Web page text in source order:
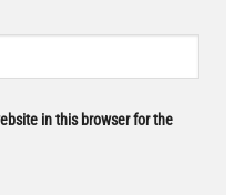
in this browser for the